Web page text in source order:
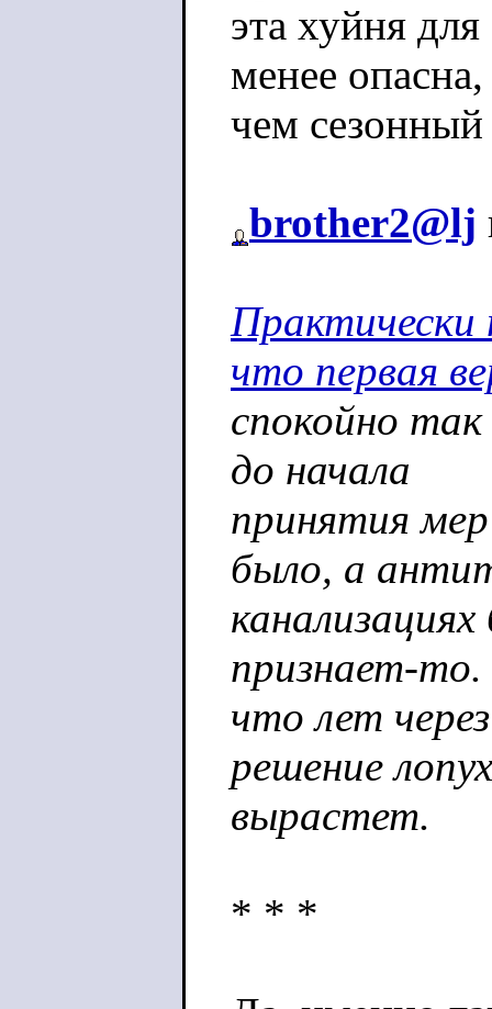
эта хуйня
менее опасна,
чем
brother2@lj
Практически
что первая
спокойно
до начала
принятия
было, а
признает-то.
что лет
решение лопух
вырастет.
* * *